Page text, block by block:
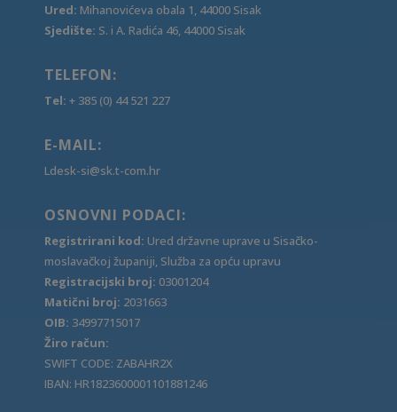
Ured: Mihanovićeva obala 1, 44000 Sisak
Sjedište: S. i A. Radića 46, 44000 Sisak
TELEFON:
Tel: + 385 (0) 44 521 227
E-MAIL:
Ldesk-si@sk.t-com.hr
OSNOVNI PODACI:
Registrirani kod: Ured državne uprave u Sisačko-
moslavačkoj županiji, Služba za opću upravu
Registracijski broj: 03001204
Matični broj: 2031663
OIB: 34997715017
Žiro račun:
SWIFT CODE: ZABAHR2X
IBAN: HR1823600001101881246